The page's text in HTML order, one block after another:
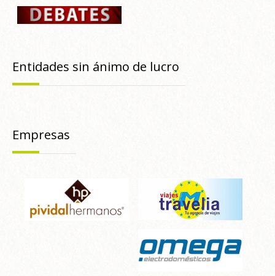
Entidades sin ánimo de lucro
Empresas